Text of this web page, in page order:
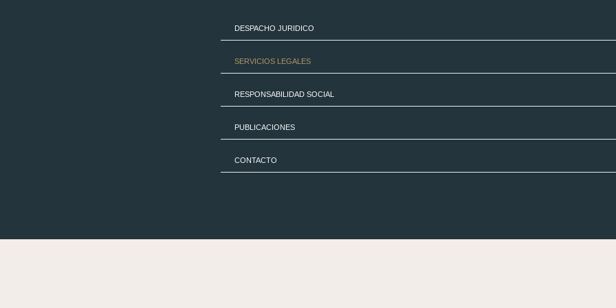
DESPACHO JURIDICO
SERVICIOS LEGALES
RESPONSABILIDAD SOCIAL
PUBLICACIONES
CONTACTO